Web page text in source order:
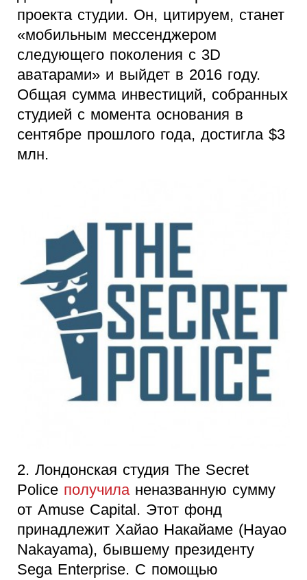
проекта студии. Он, цитируем, станет
«мобильным мессенджером
следующего поколения с 3D
аватарами» и выйдет в 2016 году.
Общая сумма инвестиций, собранных
студией с момента основания в
сентябре прошлого года, достигла $3
млн.
2. Лондонская студия The Secret
Police получиланеназванную сумму
от Amuse Capital. Этот фонд
принадлежит Хайао Накайаме (Hayao
Nakayama), бывшему президенту
Sega Enterprise. С помощью